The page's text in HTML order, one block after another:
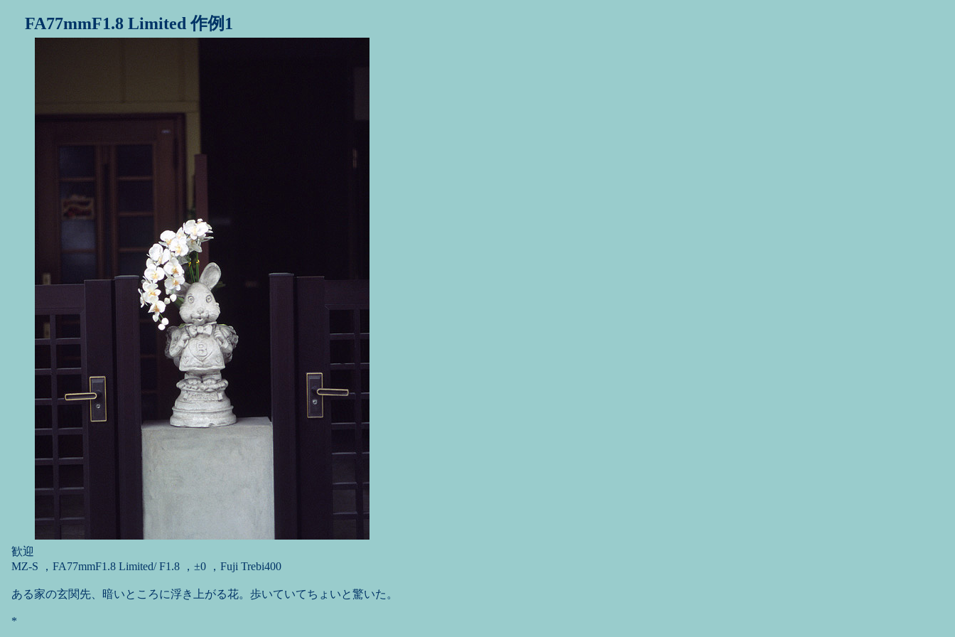
FA77mmF1.8 Limited 作例1
歓迎
MZ-S ，FA77mmF1.8 Limited/ F1.8 ，±0 ，Fuji Trebi400
ある家の玄関先、暗いところに浮き上がる花。歩いていてちょいと驚いた。
*